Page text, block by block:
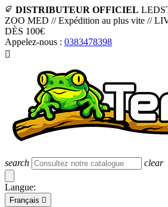
DISTRIBUTEUR OFFICIEL
ZOO MED // Expédition au plus vite //
DÈS 100€
Appelez-nous : 0383478398

search clear
Langue:
Français 